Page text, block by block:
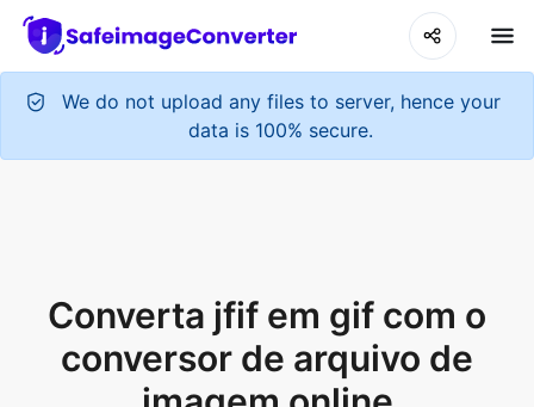
We do not upload any files to server, hence your
data is 100% secure.
imagem online
Carregue o arquivo e converta jfif em gif online com
esta ferramenta. é simples e totalmente gratuito!